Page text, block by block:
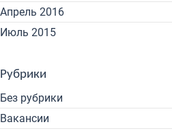
Апрель 2016
Июль 2015
Рубрики
Без рубрики
Вакансии